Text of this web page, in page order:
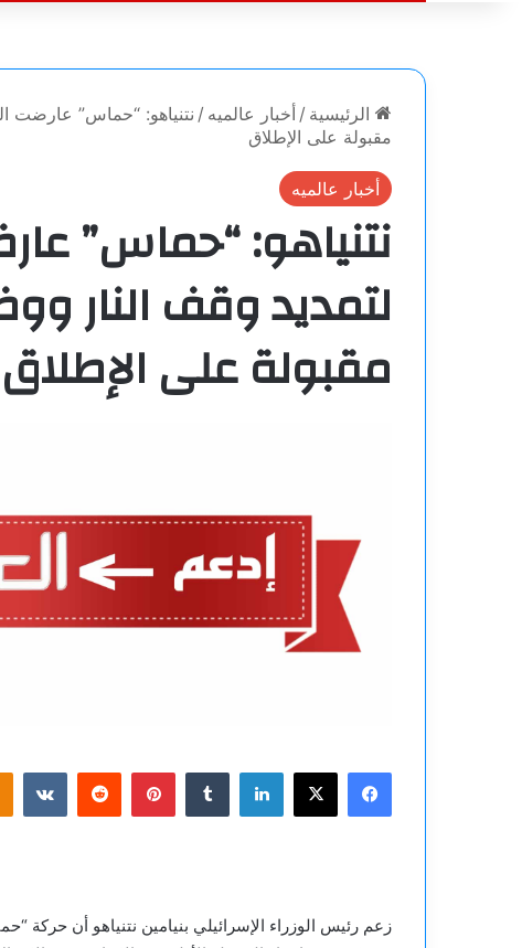
الرئيسية / أخبار عالميه / نتنياهو: “حماس” عارضت
مقبولة على الإطلاق
أخبار عالميه
نتنياهو: “حماس”
لتمديد وقف النار
مقبولة على الإطلاق
فيسبوك
‫X لينكدإن بينتيريست
زعم رئيس الوزراء الإسرائيلي بنيامين نتنياهو أن